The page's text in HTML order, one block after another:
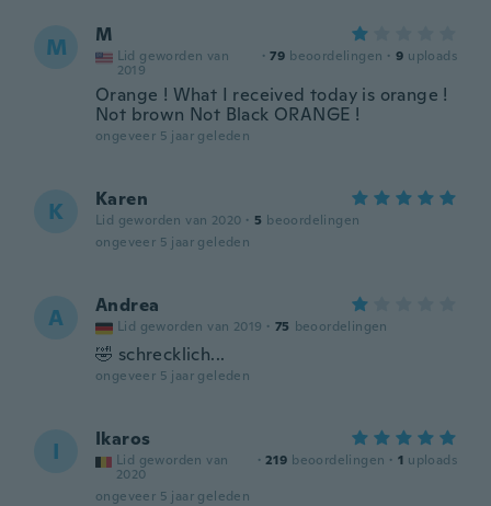
M M
Lid geworden van
2019
· 79 beoordelingen · 9 uploads
Orange ! What I received today is orange !
Not brown Not Black ORANGE !
ongeveer 5 jaar geleden
K Karen
Lid geworden van 2020 · 5 beoordelingen
ongeveer 5 jaar geleden
A Andrea
Lid geworden van 2019 · 75 beoordelingen
🤣 schrecklich...
ongeveer 5 jaar geleden
I Ikaros
Lid geworden van
2020
· 219 beoordelingen · 1 uploads
ongeveer 5 jaar geleden